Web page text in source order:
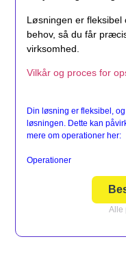
Løsningen er fleksibel
behov, så du får
virksomhed.
Vilkår og proces for
Din løsning er fleksibel,
løsningen. Dette kan
mere om operationer her:
Operationer
Alle